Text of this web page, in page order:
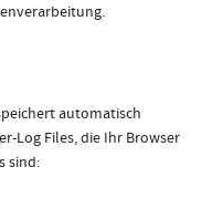
automatisch
Log Files, die Ihr Browser
sind: